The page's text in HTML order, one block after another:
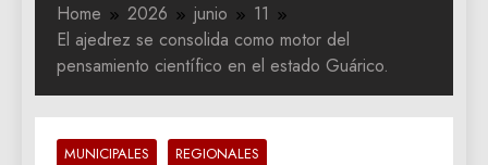
Home 2026 junio
11
El ajedrez se consolida como motor del
pensamiento científico en el estado Guárico.
MUNICIPALES REGIONALES